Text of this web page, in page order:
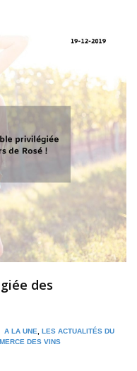
des
A LA UNE
LES ACTUALITÉS DU
DES VINS